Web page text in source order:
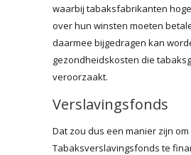
waarbij tabaksfabrikanten
over hun winsten moeten
daarmee bijgedragen kan
gezondheidskosten die
veroorzaakt.
Verslavingsfonds
Dat zou dus een manier zijn om
Tabaksverslavingsfonds te